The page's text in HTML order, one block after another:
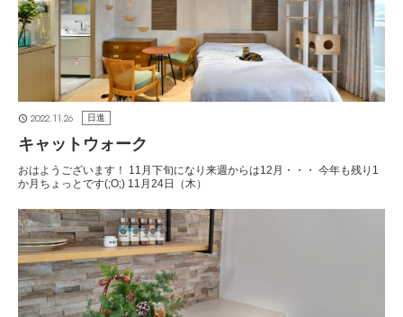
2022.11.26 日進
キャットウォーク
おはようございます！ 11月下旬になり来週からは12月・・・ 今年も残り1
か月ちょっとです(;O;) 11月24日（木）